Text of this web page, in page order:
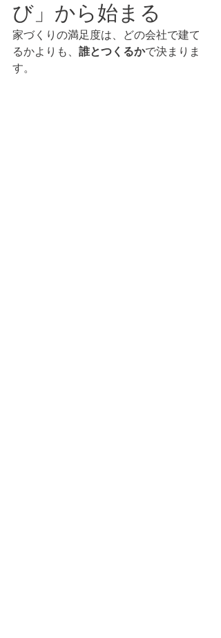
び」から始まる
家づくりの満足度は、どの会社で建て
るかよりも、 誰とつくるかで決まりま
す。